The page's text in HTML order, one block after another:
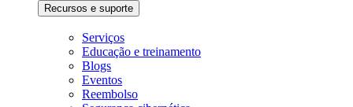
Recursos e suporte
Serviços
Educação e treinamento
Blogs
Eventos
Reembolso